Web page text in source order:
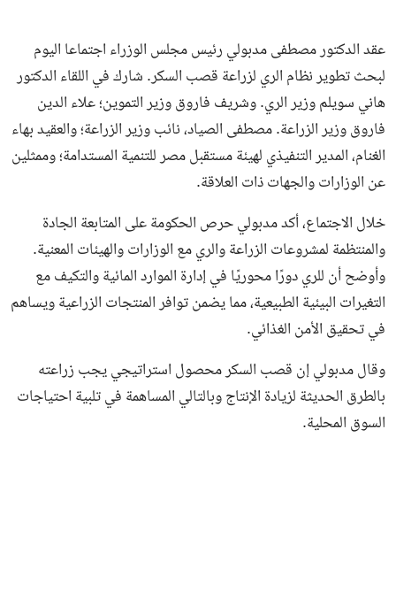
عقد الدكتور مصطفى مدبولي رئيس مجلس الوزراء اجتماعا اليوم
لبحث تطوير نظام الري لزراعة قصب السكر. شارك في اللقاء الدكتور
هاني سويلم وزير الري. وشريف فاروق وزير التموين؛ علاء الدين
فاروق وزير الزراعة. مصطفى الصياد، نائب وزير الزراعة؛ والعقيد بهاء
الغنام، المدير التنفيذي لهيئة مستقبل مصر للتنمية المستدامة؛ وممثلين
عن الوزارات والجهات ذات العلاقة.
خلال الاجتماع، أكد مدبولي حرص الحكومة على المتابعة الجادة
والمنتظمة لمشروعات الزراعة والري مع الوزارات والهيئات المعنية.
وأوضح أن للري دورًا محوريًا في إدارة الموارد المائية والتكيف مع
التغيرات البيئية الطبيعية، مما يضمن توافر المنتجات الزراعية ويساهم
في تحقيق الأمن الغذائي.
وقال مدبولي إن قصب السكر محصول استراتيجي يجب زراعته
بالطرق الحديثة لزيادة الإنتاج وبالتالي المساهمة في تلبية احتياجات
السوق المحلية.